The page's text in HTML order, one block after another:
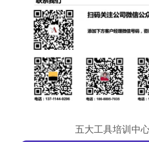
五大工具培训中